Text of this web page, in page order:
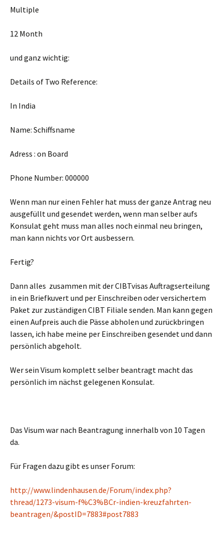
Multiple
12 Month
und ganz wichtig:
Details of Two Reference:
In India
Name: Schiffsname
Adress : on Board
Phone Number: 000000
Wenn man nur einen Fehler hat muss der ganze Antrag neu
ausgefüllt und gesendet werden, wenn man selber aufs
Konsulat geht muss man alles noch einmal neu bringen,
man kann nichts vor Ort ausbessern.
Fertig?
Dann alles zusammen mit der CIBTvisas Auftragserteilung
in ein Briefkuvert und per Einschreiben oder versichertem
Paket zur zuständigen CIBT Filiale senden. Man kann gegen
einen Aufpreis auch die Pässe abholen und zurückbringen
lassen, ich habe meine per Einschreiben gesendet und dann
persönlich abgeholt.
Wer sein Visum komplett selber beantragt macht das
persönlich im nächst gelegenen Konsulat.
Das Visum war nach Beantragung innerhalb von 10 Tagen
da.
Für Fragen dazu gibt es unser Forum:
http://www.lindenhausen.de/Forum/index.php?
thread/1273-visum-f%C3%BCr-indien-kreuzfahrten-
beantragen/&postID=7883#post7883